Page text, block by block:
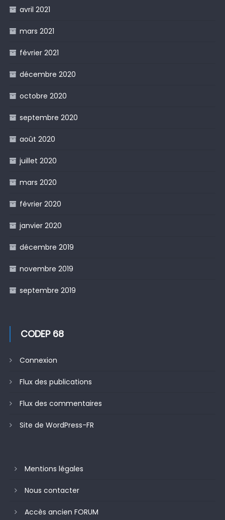
avril 2021
mars 2021
février 2021
décembre 2020
octobre 2020
septembre 2020
août 2020
juillet 2020
mars 2020
février 2020
janvier 2020
décembre 2019
novembre 2019
septembre 2019
CODEP 68
Connexion
Flux des publications
Flux des commentaires
Site de WordPress-FR
Mentions légales
Nous contacter
Accès ancien FORUM